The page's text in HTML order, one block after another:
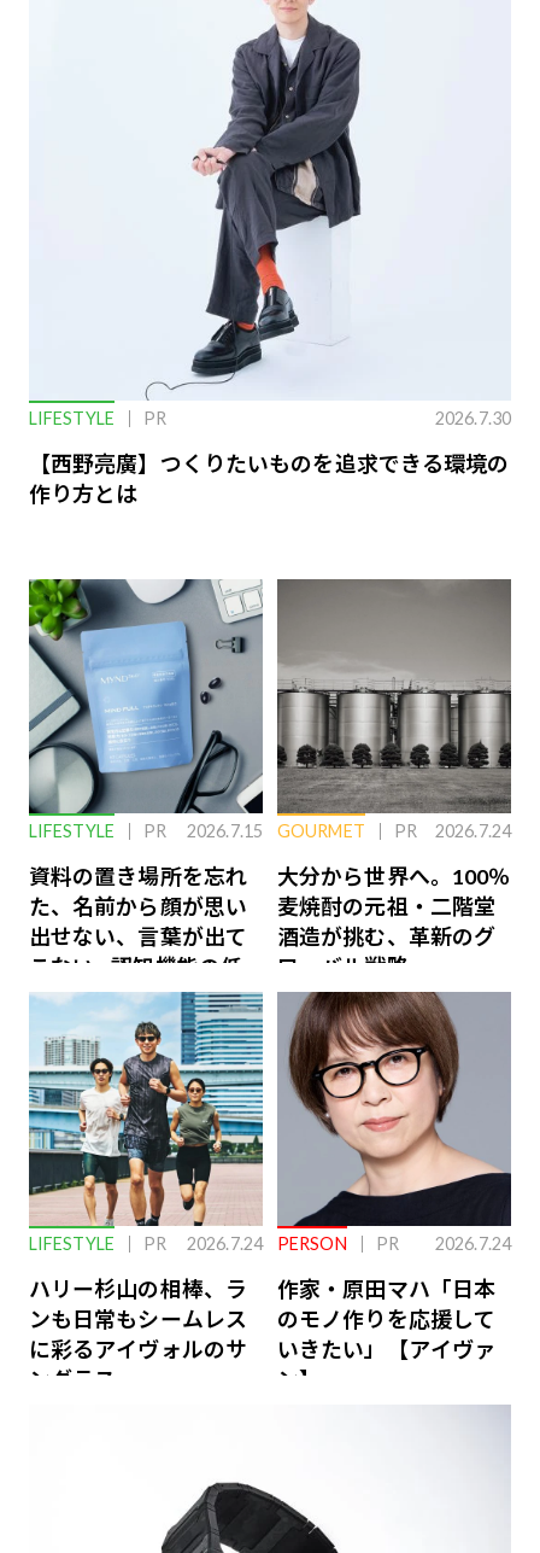
LIFESTYLE PR 2026.7.30
【西野亮廣】つくりたいものを追求できる環境の
作り方とは
LIFESTYLE PR 2026.7.15
資料の置き場所を忘れ
た、名前から顔が思い
出せない、言葉が出て
こない…認知機能の低
下を救う、脳のインナ
ーケアとは
GOURMET PR 2026.7.24
大分から世界へ。100％
麦焼酎の元祖・二階堂
酒造が挑む、革新のグ
ローバル戦略
LIFESTYLE PR 2026.7.24
ハリー杉山の相棒、ラ
ンも日常もシームレス
に彩るアイヴォルのサ
ングラス
PERSON PR 2026.7.24
作家・原田マハ「日本
のモノ作りを応援して
いきたい」【アイヴァ
ン】